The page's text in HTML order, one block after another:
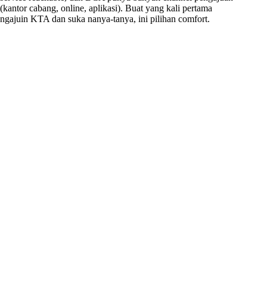
(kantor cabang, online, aplikasi). Buat yang kali pertama
ngajuin KTA dan suka nanya-tanya, ini pilihan comfort.